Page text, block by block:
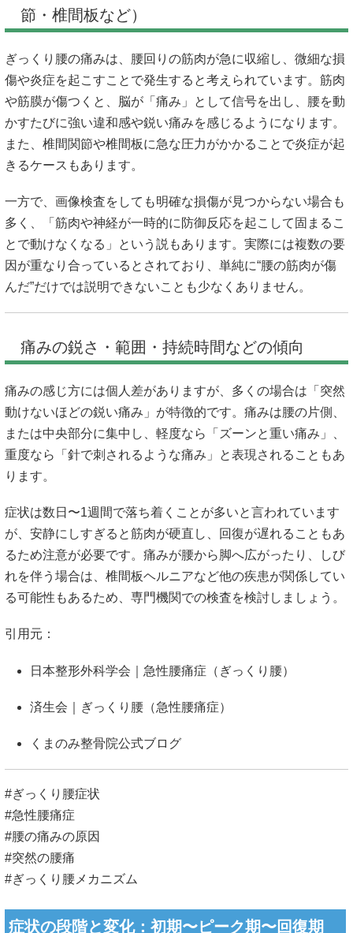
節・椎間板など）
ぎっくり腰の痛みは、腰回りの筋肉が急に収縮し、微細な損
傷や炎症を起こすことで発生すると考えられています。筋肉
や筋膜が傷つくと、脳が「痛み」として信号を出し、腰を動
かすたびに強い違和感や鋭い痛みを感じるようになります。
また、椎間関節や椎間板に急な圧力がかかることで炎症が起
きるケースもあります。
一方で、画像検査をしても明確な損傷が見つからない場合も
多く、「筋肉や神経が一時的に防御反応を起こして固まるこ
とで動けなくなる」という説もあります。実際には複数の要
因が重なり合っているとされており、単純に“腰の筋肉が傷
んだ”だけでは説明できないことも少なくありません。
痛みの鋭さ・範囲・持続時間などの傾向
痛みの感じ方には個人差がありますが、多くの場合は「突然
動けないほどの鋭い痛み」が特徴的です。痛みは腰の片側、
または中央部分に集中し、軽度なら「ズーンと重い痛み」、
重度なら「針で刺されるような痛み」と表現されることもあ
ります。
症状は数日〜1週間で落ち着くことが多いと言われています
が、安静にしすぎると筋肉が硬直し、回復が遅れることもあ
るため注意が必要です。痛みが腰から脚へ広がったり、しび
れを伴う場合は、椎間板ヘルニアなど他の疾患が関係してい
る可能性もあるため、専門機関での検査を検討しましょう。
引用元：
日本整形外科学会｜急性腰痛症（ぎっくり腰）
済生会｜ぎっくり腰（急性腰痛症）
くまのみ整骨院公式ブログ
#ぎっくり腰症状
#急性腰痛症
#腰の痛みの原因
#突然の腰痛
#ぎっくり腰メカニズム
症状の段階と変化：初期〜ピーク期〜回復期